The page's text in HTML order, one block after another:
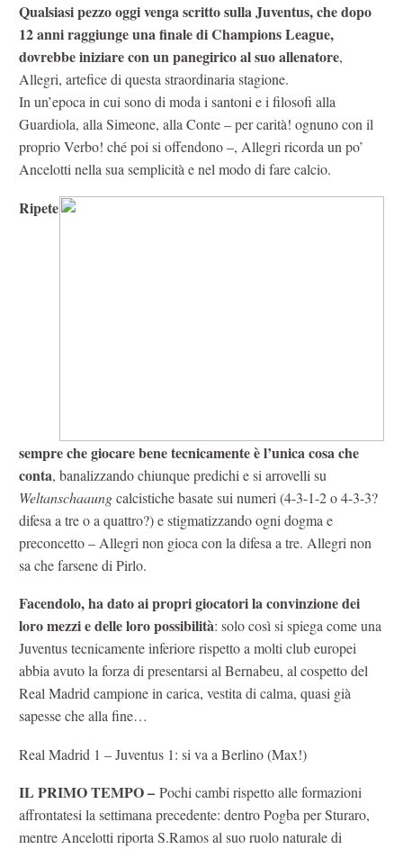
Qualsiasi pezzo oggi venga scritto sulla Juventus, che dopo
12 anni raggiunge una finale di Champions League,
dovrebbe iniziare con un panegirico al suo allenatore,
Allegri, artefice di questa straordinaria stagione.
In un’epoca in cui sono di moda i santoni e i filosofi alla
Guardiola, alla Simeone, alla Conte – per carità! ognuno con il
proprio Verbo! ché poi si offendono –, Allegri ricorda un po’
Ancelotti nella sua semplicità e nel modo di fare calcio.
Ripete
sempre che giocare bene tecnicamente è l’unica cosa che
conta, banalizzando chiunque predichi e si arrovelli su
Weltanschaaungcalcistiche basate sui numeri (4-3-1-2 o 4-3-3?
difesa a tre o a quattro?) e stigmatizzando ogni dogma e
preconcetto – Allegri non gioca con la difesa a tre. Allegri non
sa che farsene di Pirlo.
Facendolo, ha dato ai propri giocatori la convinzione dei
loro mezzi e delle loro possibilità: solo così si spiega come una
Juventus tecnicamente inferiore rispetto a molti club europei
abbia avuto la forza di presentarsi al Bernabeu, al cospetto del
Real Madrid campione in carica, vestita di calma, quasi già
sapesse che alla fine…
Real Madrid 1 – Juventus 1: si va a Berlino (Max!)
IL PRIMO TEMPO – Pochi cambi rispetto alle formazioni
affrontatesi la settimana precedente: dentro Pogba per Sturaro,
mentre Ancelotti riporta S.Ramos al suo ruolo naturale di